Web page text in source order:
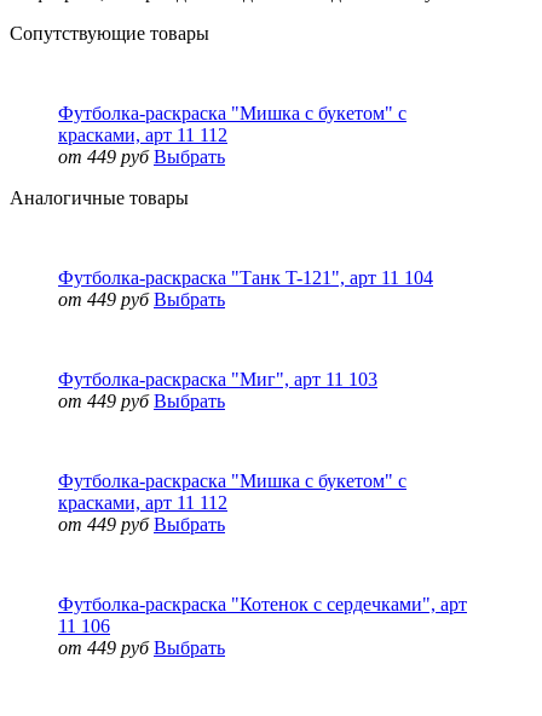
Сопутствующие товары
Футболка-раскраска "Мишка с букетом" с
красками, арт 11 112
от 449 руб Выбрать
Аналогичные товары
Футболка-раскраска "Танк T-121", арт 11 104
от 449 руб Выбрать
Футболка-раскраска "Миг", арт 11 103
от 449 руб Выбрать
Футболка-раскраска "Мишка с букетом" с
красками, арт 11 112
от 449 руб Выбрать
Футболка-раскраска "Котенок с сердечками", арт
11 106
от 449 руб Выбрать